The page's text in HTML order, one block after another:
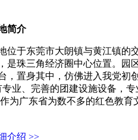
简介
位于东莞市大朗镇与黄江镇的
是珠三角经济圈中心位置。园
，置身其中，仿佛进入我党初
、完善的团建设施设备，专
为广东省为数不多的红色教
介绍 >>